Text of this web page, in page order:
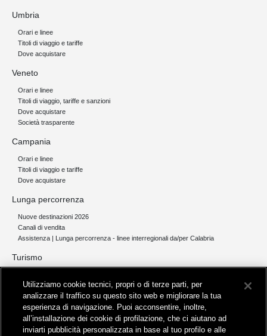
Umbria
Orari e linee
Titoli di viaggio e tariffe
Dove acquistare
Veneto
Orari e linee
Titoli di viaggio, tariffe e sanzioni
Dove acquistare
Società trasparente
Campania
Orari e linee
Titoli di viaggio e tariffe
Dove acquistare
Lunga percorrenza
Nuove destinazioni 2026
Canali di vendita
Assistenza | Lunga percorrenza - linee interregionali da/per Calabria
Turismo
Servizi per aeroporti
Servizi di noleggio con conducente
Servizio di navigazione sul Lago Trasimeno
News e comunicati stampa
Utilizziamo cookie tecnici, propri o di terze parti, per
analizzare il traffico su questo sito web e migliorare la tua
esperienza di navigazione. Puoi acconsentire, inoltre,
all’installazione dei cookie di profilazione, che ci aiutano ad
inviarti pubblicità personalizzata in base al tuo profilo e alle